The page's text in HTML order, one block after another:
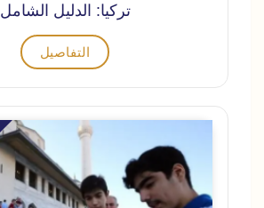
تركيا: الدليل الشامل
التفاصيل